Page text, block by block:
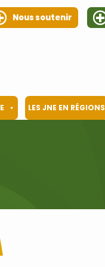
Nous soutenir
LES JNE EN RÉGIONS